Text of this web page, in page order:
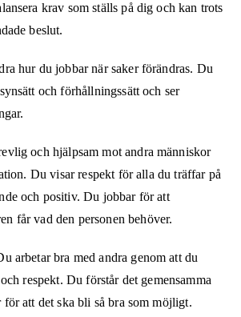
krav som ställs på dig och kan trots
beslut.
hur du jobbar när saker förändras. Du
och förhållningssätt och ser
och hjälpsam mot andra människor
Du visar respekt för alla du träffar på
och positiv. Du jobbar för att
får vad den personen behöver.
arbetar bra med andra genom att du
respekt. Du förstår det gemensamma
för att det ska bli så bra som möjligt.